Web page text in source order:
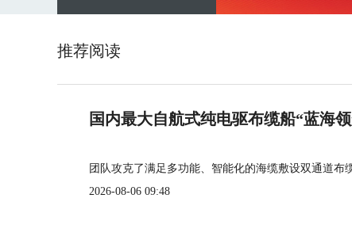
推荐阅读
国内最大自航式纯电驱布缆船“蓝海
团队攻克了满足多功能、智能化的海缆敷设双通道布
2026-08-06 09:48